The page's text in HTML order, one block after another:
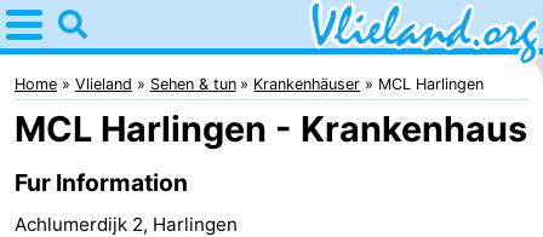
Home
Vlieland
Tipps
Für
Home Vlieland Sehen & tun Krankenhäuser MCL Harlingen
MCL Harlingen - Krankenhaus
Fur Information
Achlumerdijk 2, Harlingen